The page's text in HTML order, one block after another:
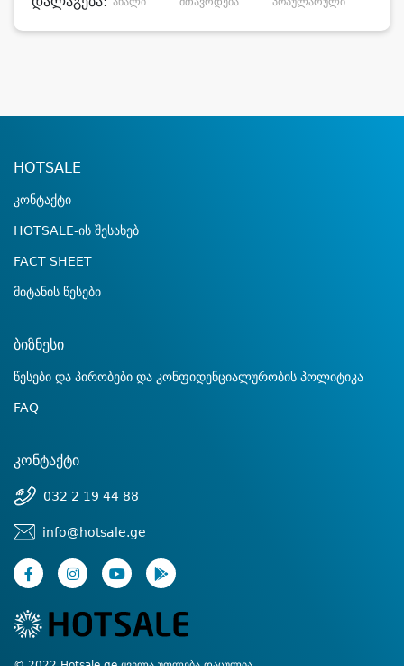
HOTSALE
კონტაქტი
HOTSALE-ის შესახებ
FACT SHEET
მიტანის წესები
ბიზნესი
წესები და პირობები და კონფიდენციალურობის პოლიტიკა
FAQ
კონტაქტი
032 2 19 44 88
info@hotsale.ge